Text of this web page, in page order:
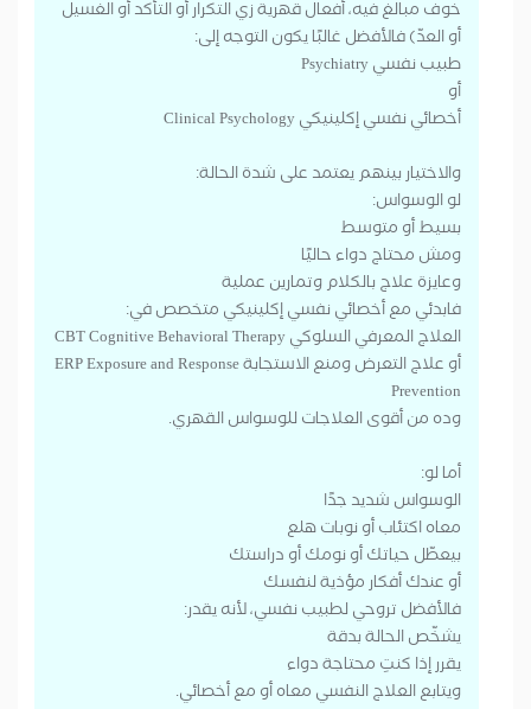
خوف مبالغ فيه، أفعال قهرية زي التكرار أو التأكد أو الغسيل
أو العدّ) فالأفضل غالبًا يكون التوجه إلى:
طبيب نفسي Psychiatry
أو
أخصائي نفسي إكلينيكي Clinical Psychology
والاختيار بينهم يعتمد على شدة الحالة:
لو الوسواس:
بسيط أو متوسط
ومش محتاج دواء حاليًا
وعايزة علاج بالكلام وتمارين عملية
فابدئي مع أخصائي نفسي إكلينيكي متخصص في:
العلاج المعرفي السلوكي CBT Cognitive Behavioral Therapy
أو علاج التعرض ومنع الاستجابة ERP Exposure and Response
Prevention
وده من أقوى العلاجات للوسواس القهري.
أما لو:
الوسواس شديد جدًا
معاه اكتئاب أو نوبات هلع
بيعطّل حياتك أو نومك أو دراستك
أو عندك أفكار مؤذية لنفسك
فالأفضل تروحي لطبيب نفسي، لأنه يقدر:
يشخّص الحالة بدقة
يقرر إذا كنتِ محتاجة دواء
ويتابع العلاج النفسي معاه أو مع أخصائي.